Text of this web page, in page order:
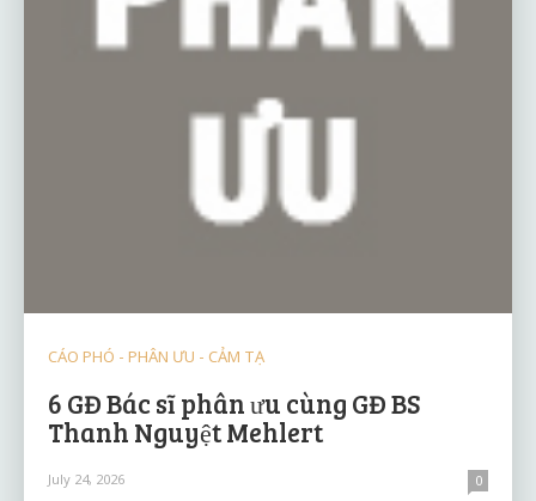
CÁO PHÓ - PHÂN ƯU - CẢM TẠ
6 GĐ Bác sĩ phân ưu cùng GĐ BS
Thanh Nguyệt Mehlert
July 24, 2026 0